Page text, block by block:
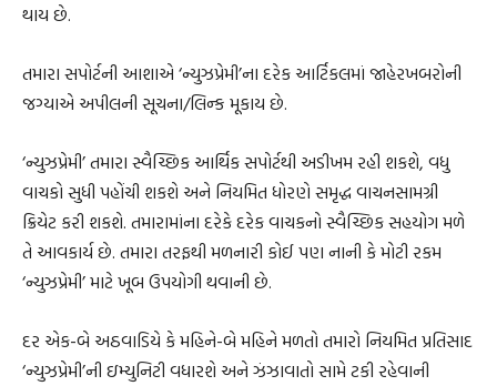
થાય છે.
તમારા સપોર્ટની આશાએ ‘ન્યુઝપ્રેમી’ના દરેક આર્ટિકલમાં જાહેરખબરોની
જગ્યાએ અપીલની સૂચના/લિન્ક મૂકાય છે.
‘ન્યુઝપ્રેમી’ તમારા સ્વૈચ્છિક આર્થિક સપોર્ટથી અડીખમ રહી શકશે, વધુ
વાચકો સુધી પહોંચી શકશે અને નિયમિત ધોરણે સમૃદ્ધ વાચનસામગ્રી
ક્રિયેટ કરી શકશે. તમારામાંના દરેકે દરેક વાચકનો સ્વૈચ્છિક સહયોગ મળે
તે આવકાર્ય છે. તમારા તરફથી મળનારી કોઈ પણ નાની કે મોટી રકમ
‘ન્યુઝપ્રેમી’ માટે ખૂબ ઉપયોગી થવાની છે.
દર એક-બે અઠવાડિયે કે મહિને-બે મહિને મળતો તમારો નિયમિત પ્રતિસાદ
‘ન્યુઝપ્રેમી’ની ઇમ્યુનિટી વધારશે અને ઝંઝાવાતો સામે ટકી રહેવાની